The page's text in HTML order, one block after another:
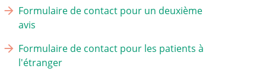
Formulaire de contact pour un deuxième
avis
Formulaire de contact pour les patients à
l'étranger